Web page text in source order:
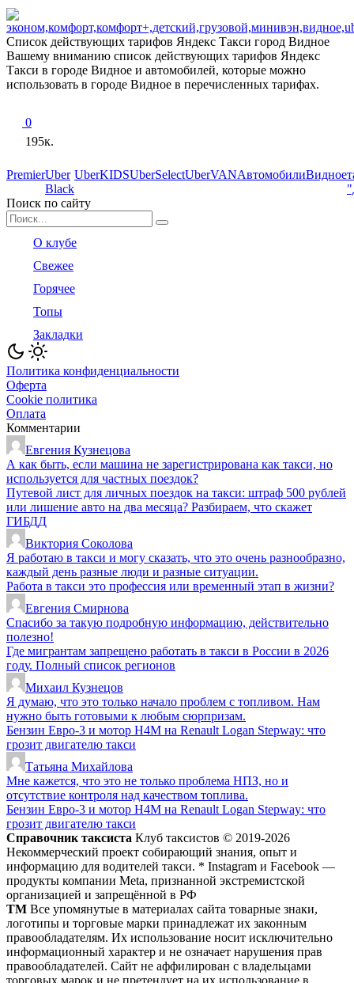
Список действующих тарифов Яндекс Такси город Видное
Вашему вниманию список действующих тарифов Яндекс
Такси в городе Видное и автомобилей, которые можно
использовать в городе Видное в перечисленных тарифах.
0
195к.
PremierUber
Black
UberKIDSUberSelectUberVANАвтомобилиВидное
Поиск по сайту
Search
for:
О клубе
Свежее
Горячее
Топы
Закладки
Политика конфиденциальности
Оферта
Cookie политика
Оплата
Комментарии
Евгения Кузнецова
А как быть, если машина не зарегистрирована как такси, но
используется для частных поездок?
Путевой лист для личных поездок на такси: штраф 500 рублей
или лишение авто на два месяца? Разбираем, что скажет
ГИБДД
Виктория Соколова
Я работаю в такси и могу сказать, что это очень разнообразно,
каждый день разные люди и разные ситуации.
Работа в такси это профессия или временный этап в жизни?
Евгения Смирнова
Спасибо за такую подробную информацию, действительно
полезно!
Где мигрантам запрещено работать в такси в России в 2026
году. Полный список регионов
Михаил Кузнецов
Я думаю, что это только начало проблем с топливом. Нам
нужно быть готовыми к любым сюрпризам.
Бензин Евро-3 и мотор H4M на Renault Logan Stepway: что
грозит двигателю такси
Татьяна Михайлова
Мне кажется, что это не только проблема НПЗ, но и
отсутствие контроля над качеством топлива.
Бензин Евро-3 и мотор H4M на Renault Logan Stepway: что
грозит двигателю такси
Справочник таксиста Клуб таксистов © 2019-2026
Некоммерческий проект собирающий знания, опыт и
информацию для водителей такси. * Instagram и Facebook —
продукты компании Meta, признанной экстремистской
организацией и запрещённой в РФ
ТМ Все упомянутые в материалах сайта товарные знаки,
логотипы и торговые марки принадлежат их законным
правообладателям. Их использование носит исключительно
информационный характер и не означает нарушения прав
правообладателей. Сайт не аффилирован с владельцами
торговых марок и не претендует на их использование в